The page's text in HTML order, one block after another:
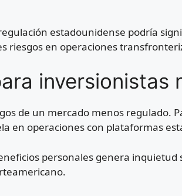
estadounidense podría
riesgos en operaciones
inversionistas
de un mercado menos regulado.
en operaciones con plataformas
personales genera inquietud